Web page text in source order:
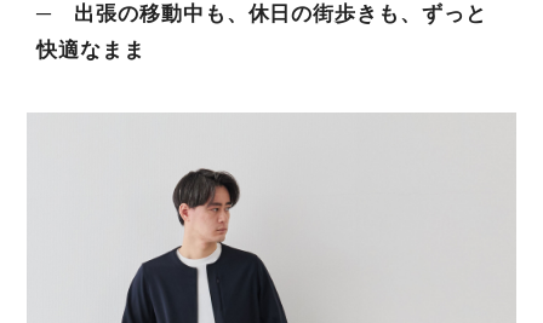
─ 出張の移動中も、休日の街歩きも、ずっと
快適なまま